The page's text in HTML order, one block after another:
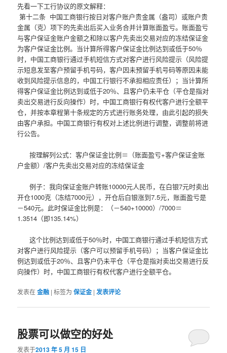
先看一下工行协议的原文解释：
第十二条 中国工商银行按日对客户账户贵金属（盎司）或账户贵
金属（克）项下的先卖出后买入业务合并计算账面盈亏。账面盈亏
与客户保证金账户金额之和除以客户先卖出交易对应的冻结保证金
为客户保证金比例。当计算所得客户保证金比例达到或低于50％
时，中国工商银行通过手机短信方式对客户进行风险提示（风险提
示短息发至客户预留手机号码，客户因未预留手机号码等原因未能
收到风险提示信息的，中国工行银行不承担相应责任）；当计算所
得客户保证金比例达到或低于20％、且客户仍未平仓（平仓是指对
卖出交易进行反向操作）时，中国工商银行有权代客户进行全额平
仓，并按本章程第十条规定的方式进行账务处理，由此引起的损失
由客户承担。中国工商银行有权对上述比例进行调整，调整前将进
行公告。
按理解列公式：客户保证金比例＝（账面盈亏+客户保证金账
户金额）/客户先卖出交易对应的冻结保证金
例子：我向保证金账户转账10000元人民币，在白银7元时卖出
开仓1000克（冻结7000元），开仓后白银涨到7.5元，账面盈亏是
－540元。此时保证金比例是：（－540+10000）/7000＝
1.3514（即135.14%）
这个比例达到或低于50％时，中国工商银行通过手机短信方式
对客户进行风险提示（客户可以预留手机号码）；当客户保证金比
例达到或低于20％、且客户仍未平仓（平仓是指对卖出交易进行反
向操作）时，中国工商银行有权代客户进行全额平仓。
发表在金融 |标签为 保证金 |发表评论
股票可以做空的好处
发表于2013 年 5 月 15 日